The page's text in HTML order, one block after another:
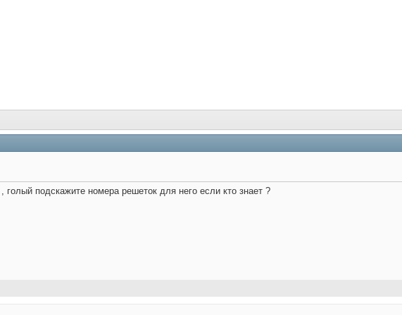
подскажите номера решеток для него если кто знает ?